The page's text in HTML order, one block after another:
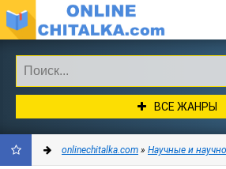
ВСЕ ЖАНРЫ
onlinechitalka.com » Научные и